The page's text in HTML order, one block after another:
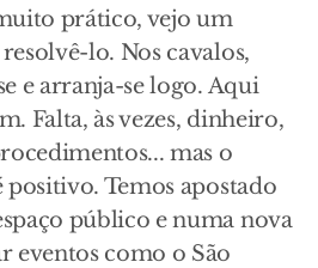
prático, vejo um
lo. Nos cavalos,
e arranja-se logo. Aqui
Falta, às vezes, dinheiro,
mas o
positivo. Temos apostado
público e numa nova
eventos como o São